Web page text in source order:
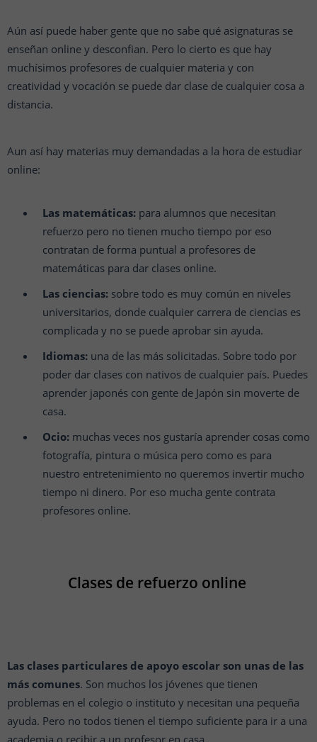
Aún así puede haber gente que no sabe qué asignaturas se
enseñan online y desconfian. Pero lo cierto es que hay
muchísimos profesores de cualquier materia y con
creatividad y vocación se puede dar clase de cualquier cosa a
distancia.
Aun así hay materias muy demandadas a la hora de estudiar
online:
Las matemáticas: para alumnos que necesitan
refuerzo pero no tienen mucho tiempo por eso
contratan de forma puntual a profesores de
matemáticas para dar clases online.
Las ciencias: sobre todo es muy común en niveles
universitarios, donde cualquier carrera de ciencias es
complicada y no se puede aprobar sin ayuda.
Idiomas: una de las más solicitadas. Sobre todo por
poder dar clases con nativos de cualquier país. Puedes
aprender japonés con gente de Japón sin moverte de
casa.
Ocio: muchas veces nos gustaría aprender cosas como
fotografía, pintura o música pero como es para
nuestro entretenimiento no queremos invertir mucho
tiempo ni dinero. Por eso mucha gente contrata
profesores online.
Clases de refuerzo online
Las clases particulares de apoyo escolar son unas de las
más comunes. Son muchos los jóvenes que tienen
problemas en el colegio o instituto y necesitan una pequeña
ayuda. Pero no todos tienen el tiempo suficiente para ir a una
academia o recibir a un profesor en casa.